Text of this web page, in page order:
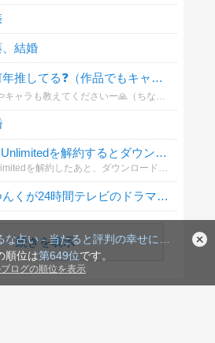
はぴるな占い - 当たると評判の幸せになれる無料診断
順位は第649位です。
ブログの順位を表示
結婚
最愛の推し、何年推してる❓（作品でもキャラでも🙆‍♀️）
ぜひ具体的な作品やキャラも教えてくださいー🙏（ちなみに質問者は黒🏀をほぼ箱推しで10年ほど推してます🎵...が最近は「異世界の沙汰は社畜次第」のアレシュ様や、非BLだけど「とんでもスキルで異世界放浪メシ」のフェル様もそうとう熱い‼️）
Amazon Music Unlimitedを解約するとダウンロードした曲はどうなると思いますか？
Amazon Music Unlimitedを解約したあと、ダウンロード済みの曲について気になったことはありますか？解約前に確認したいポイントや注意点を共有しましょう。
北川景子と、つんくが24時間テレビのドラマで夫婦役
続きを表示